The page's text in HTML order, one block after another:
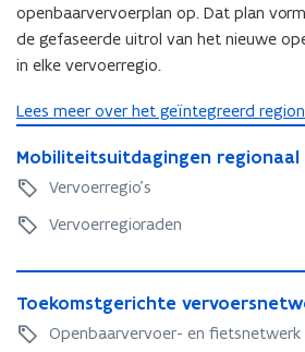
openbaarvervoerplan op. Dat plan
de gefaseerde uitrol van het nieuwe
in elke vervoerregio.
Lees meer over het geïntegreerd
o
b
t
e
t
Mobiliteitsuitdagingen regionaal
M
o
b
i
i
t
e
i
Vervoerregio's
Vervoerregioraden
o
e
Toekomstgerichte
T
o
Openbaarvervoer- en fietsnetwerk